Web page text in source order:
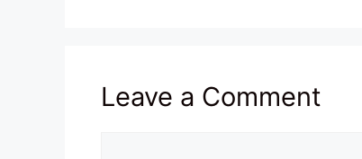
Leave a Comment